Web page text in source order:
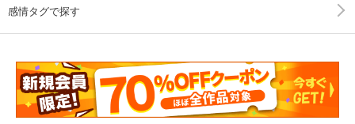
感情タグで探す